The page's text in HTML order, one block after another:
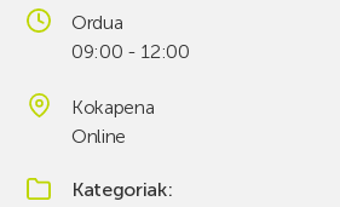
Ordua
09:00 - 12:00
Kokapena
Online
Kategoriak